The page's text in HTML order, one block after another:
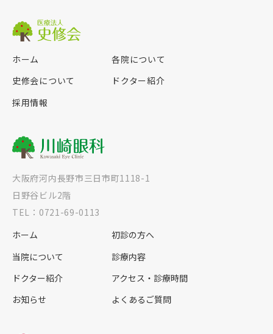
ホーム
各院について
史修会について
ドクター紹介
採用情報
大阪府河内長野市三日市町1118-1
日野谷ビル2階
TEL：0721-69-0113
ホーム
初診の方へ
当院について
診療内容
ドクター紹介
アクセス・診療時間
お知らせ
よくあるご質問